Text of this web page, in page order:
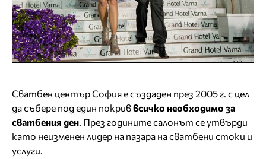
Сватбен център София е създаден през 2005 г. с цел
да събере под един покриввсичко необходимо за
сватбения ден. През годините салонът се утвърди
като неизменен лидер на пазара на сватбени стоки и
услуги.